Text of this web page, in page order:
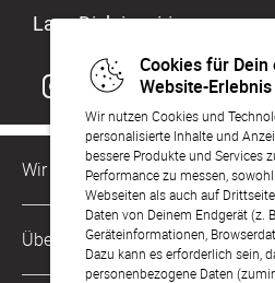
Cookies für
Website-Erlebnis
Wir nutzen Cookies und
personalisierte Inhalte und
bessere Produkte und Services
Performance zu messen,
Webseiten als auch auf
Daten von Deinem Endgerät (z. B.
Geräteinformationen,
Dazu kann es erforderlich sein,
personenbezogene Daten
Lass Dich inspirieren
Wir sind für Dich da
Kundenservice-Hotline
0221 956 725 10
Mo. - Fr. von 9 bis 17 Uhr
Über Uns